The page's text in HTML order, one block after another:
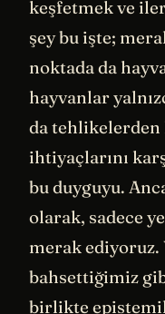
keşfetmek ve
şey bu işte;
noktada da
hayvanlar
da
ihtiyaçlarını
bu duyguyu.
olarak, sadece
merak ediyoruz.
bahsettiğimiz
birlikte